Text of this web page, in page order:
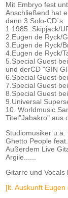
Mit Embryo fest
Anschließend hat
dann 3 Solo-CD´s:
1 1985 :Skipjack/
2.Eugen de Ryck/
3.Eugen de Ryck/
4.Eugen de Ryck/
5.Special Guest
und derCD "GIN
6.Special Guest
7.Special Guest
8.Special Guest
9.Universal
10. Worldmusic
Titel"Jabakro" aus
Studiomusiker
Ghetto People
Außerdem Live
Argile......
Gitarre und Vocals
[lt. Auskunft